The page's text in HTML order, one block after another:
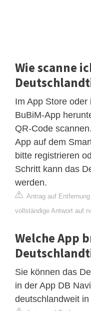
Wie scanne
Im App Store
BuBiM-App
QR-Code
App auf dem
bitte registrieren
Schritt kann das
werden.
Antrag auf
vollständige Antwort auf
Welche App
Sie können das
in der App DB
deutschlandweit